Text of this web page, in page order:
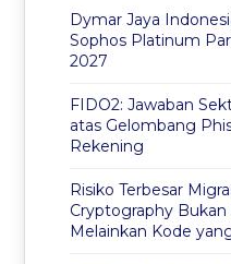
Dymar Jaya
Sophos Platinum
2027
FIDO2: Jawaban
atas Gelombang
Rekening
Risiko Terbesar
Cryptography
Melainkan Kode